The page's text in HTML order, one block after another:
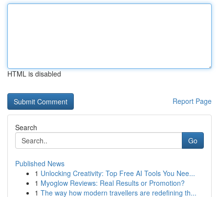
HTML is disabled
Report Page
Search
Go
Published News
1 Unlocking Creativity: Top Free AI Tools You Nee...
1 Myoglow Reviews: Real Results or Promotion?
1 The way how modern travellers are redefining th...